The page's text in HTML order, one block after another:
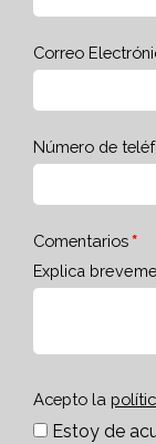
Correo
Número de
Comentarios
Explica
Acepto la
Estoy de